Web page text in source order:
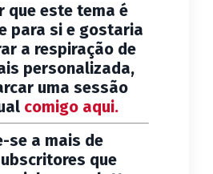
que este tema é
para si e gostaria
a respiração de
personalizada,
uma sessão
comigo aqui.
se a mais de
que